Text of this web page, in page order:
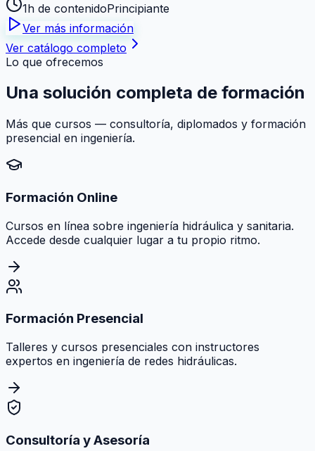
1h de contenidoPrincipiante
Ver más información
Ver catálogo completo
Lo que ofrecemos
Una solución completa de formación
Más que cursos — consultoría, diplomados y formación
presencial en ingeniería.
Formación Online
Cursos en línea sobre ingeniería hidráulica y sanitaria.
Accede desde cualquier lugar a tu propio ritmo.
Formación Presencial
Talleres y cursos presenciales con instructores
expertos en ingeniería de redes hidráulicas.
Consultoría y Asesoría